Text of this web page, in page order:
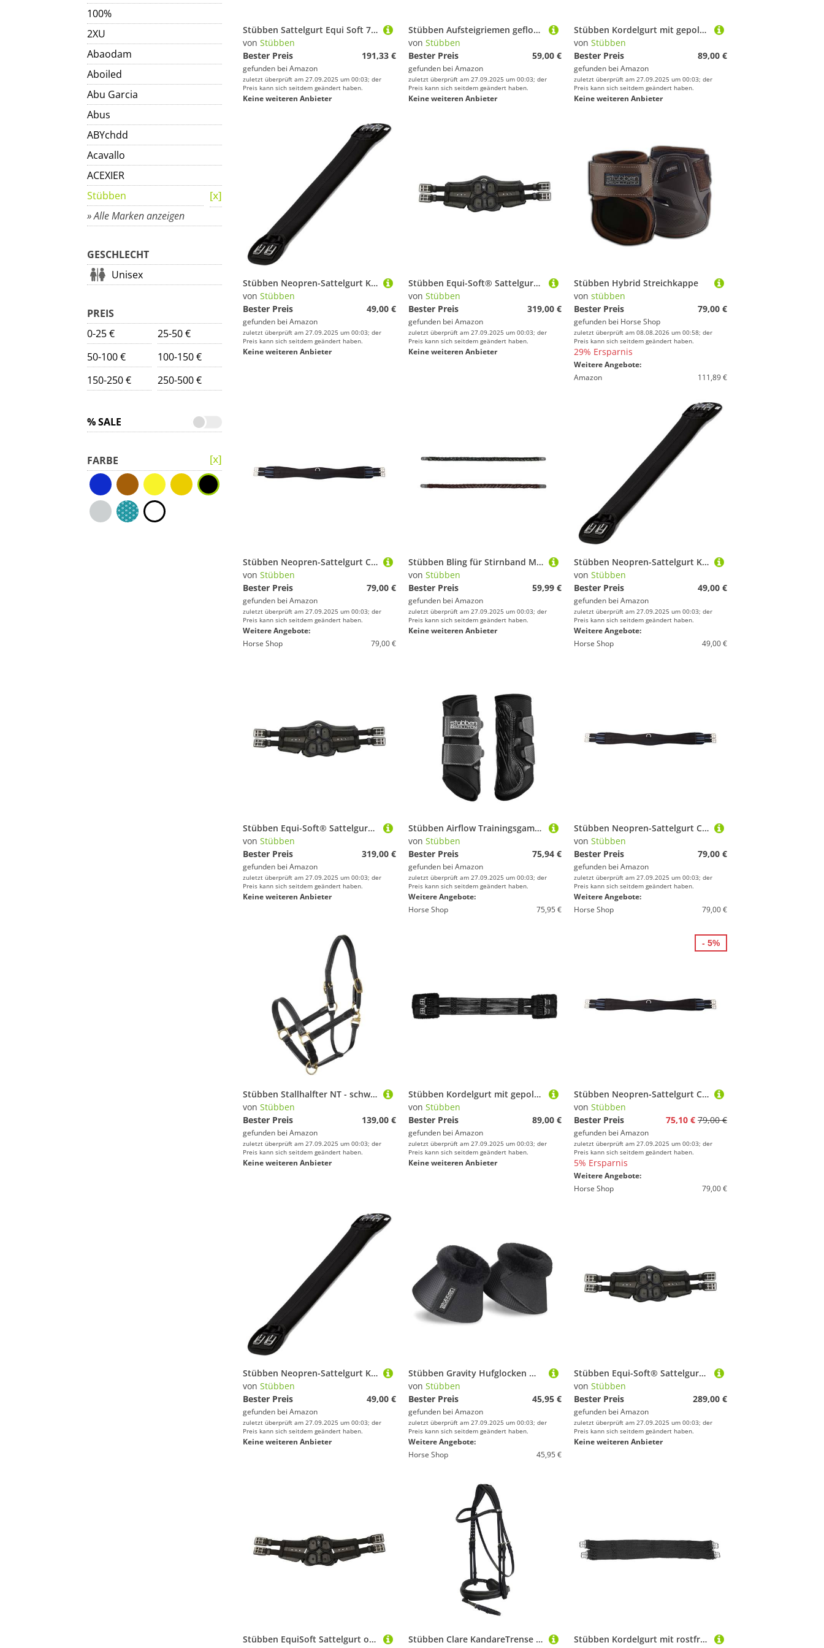
100%
2XU
Abaodam
Aboiled
Abu Garcia
Abus
ABYchdd
Acavallo
ACEXIER
Stübben
» Alle Marken anzeigen
GESCHLECHT
Unisex
PREIS
0-25 €
25-50 €
50-100 €
100-150 €
150-250 €
250-500 €
% SALE
FARBE
Stübben Sattelgurt Equi Soft 75cm schw.
von Stübben
Bester Preis
191,33 €
gefunden bei Amazon
zuletzt überprüft am 27.09.2025 um 00:03; der
Preis kann sich seitdem geändert haben.
Keine weiteren Anbieter
Stübben Aufsteigriemen geflochten, rund - schwarz
von Stübben
Bester Preis
59,00 €
gefunden bei Amazon
zuletzt überprüft am 27.09.2025 um 00:03; der
Preis kann sich seitdem geändert haben.
Keine weiteren Anbieter
Stübben Kordelgurt mit gepolsterten Edelstahlschnallen - schwarz - 70cm
von Stübben
Bester Preis
89,00 €
gefunden bei Amazon
zuletzt überprüft am 27.09.2025 um 00:03; der
Preis kann sich seitdem geändert haben.
Keine weiteren Anbieter
Stübben Neopren-Sattelgurt Kurzgurt ohne Elastikzug - schwarz - 70cm
von Stübben
Bester Preis
49,00 €
gefunden bei Amazon
zuletzt überprüft am 27.09.2025 um 00:03; der
Preis kann sich seitdem geändert haben.
Keine weiteren Anbieter
Stübben Equi-Soft® Sattelgurt inkl. Polster - schwarz - 40cm - Vachetteleder schwarz
von Stübben
Bester Preis
319,00 €
gefunden bei Amazon
zuletzt überprüft am 27.09.2025 um 00:03; der
Preis kann sich seitdem geändert haben.
Keine weiteren Anbieter
Stübben Hybrid Streichkappe
von stübben
Bester Preis
79,00 €
gefunden bei Horse Shop
zuletzt überprüft am 08.08.2026 um 00:58; der
Preis kann sich seitdem geändert haben.
29% Ersparnis
Weitere Angebote:
Amazon
111,89 €
Stübben Neopren-Sattelgurt Coolmax Langgurt mit beidseitigem Elastikzug - schwarz - 135cm
von Stübben
Bester Preis
79,00 €
gefunden bei Amazon
zuletzt überprüft am 27.09.2025 um 00:03; der
Preis kann sich seitdem geändert haben.
Weitere Angebote:
Horse Shop
79,00 €
Stübben Bling für Stirnband Magic Tack Leder geflochten - schwarz
von Stübben
Bester Preis
59,99 €
gefunden bei Amazon
zuletzt überprüft am 27.09.2025 um 00:03; der
Preis kann sich seitdem geändert haben.
Keine weiteren Anbieter
Stübben Neopren-Sattelgurt Kurzgurt ohne Elastikzug - schwarz - 45cm
von Stübben
Bester Preis
49,00 €
gefunden bei Amazon
zuletzt überprüft am 27.09.2025 um 00:03; der
Preis kann sich seitdem geändert haben.
Weitere Angebote:
Horse Shop
49,00 €
Stübben Equi-Soft® Sattelgurt inkl. Polster - schwarz - 60cm - Lammfell anthrazit-schwarz
von Stübben
Bester Preis
319,00 €
gefunden bei Amazon
zuletzt überprüft am 27.09.2025 um 00:03; der
Preis kann sich seitdem geändert haben.
Keine weiteren Anbieter
Stübben Airflow Trainingsgamaschen - schwarz - XL
von Stübben
Bester Preis
75,94 €
gefunden bei Amazon
zuletzt überprüft am 27.09.2025 um 00:03; der
Preis kann sich seitdem geändert haben.
Weitere Angebote:
Horse Shop
75,95 €
Stübben Neopren-Sattelgurt Coolmax Langgurt mit beidseitigem Elastikzug - schwarz - 140cm
von Stübben
Bester Preis
79,00 €
gefunden bei Amazon
zuletzt überprüft am 27.09.2025 um 00:03; der
Preis kann sich seitdem geändert haben.
Weitere Angebote:
Horse Shop
79,00 €
Stübben Stallhalfter NT - schwarz - Warmblut (WB) - Messing
von Stübben
Bester Preis
139,00 €
gefunden bei Amazon
zuletzt überprüft am 27.09.2025 um 00:03; der
Preis kann sich seitdem geändert haben.
Keine weiteren Anbieter
Stübben Kordelgurt mit gepolsterten Edelstahlschnallen - schwarz - 60cm
von Stübben
Bester Preis
89,00 €
gefunden bei Amazon
zuletzt überprüft am 27.09.2025 um 00:03; der
Preis kann sich seitdem geändert haben.
Keine weiteren Anbieter
Stübben Neopren-Sattelgurt Coolmax Langgurt mit beidseitigem Elastikzug - schwarz - 125cm
von Stübben
Bester Preis
75,10 € 79,00 €
gefunden bei Amazon
zuletzt überprüft am 27.09.2025 um 00:03; der
Preis kann sich seitdem geändert haben.
5% Ersparnis
Weitere Angebote:
Horse Shop
79,00 €
- 5%
Stübben Neopren-Sattelgurt Kurzgurt ohne Elastikzug - schwarz - 50cm
von Stübben
Bester Preis
49,00 €
gefunden bei Amazon
zuletzt überprüft am 27.09.2025 um 00:03; der
Preis kann sich seitdem geändert haben.
Keine weiteren Anbieter
Stübben Gravity Hufglocken mit Fleece - schwarz - XL
von Stübben
Bester Preis
45,95 €
gefunden bei Amazon
zuletzt überprüft am 27.09.2025 um 00:03; der
Preis kann sich seitdem geändert haben.
Weitere Angebote:
Horse Shop
45,95 €
Stübben Equi-Soft® Sattelgurt inkl. Polster - schwarz - 85cm - Neopren schwarz
von Stübben
Bester Preis
289,00 €
gefunden bei Amazon
zuletzt überprüft am 27.09.2025 um 00:03; der
Preis kann sich seitdem geändert haben.
Keine weiteren Anbieter
Stübben EquiSoft Sattelgurt ohne Polster
Stübben Clare KandareTrense Switch
Stübben Kordelgurt mit rostfreien Edelstahlschnallen - schwarz - 130cm